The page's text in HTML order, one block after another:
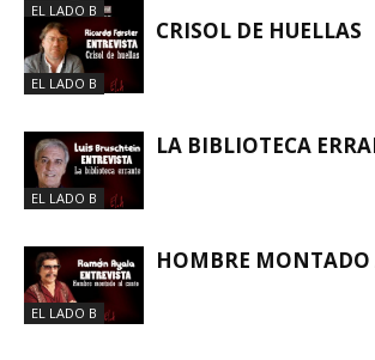
EL LADO B
EL LADO B
CRISOL DE HUELLAS
EL LADO B
LA BIBLIOTECA
EL LADO B
HOMBRE MONTADO